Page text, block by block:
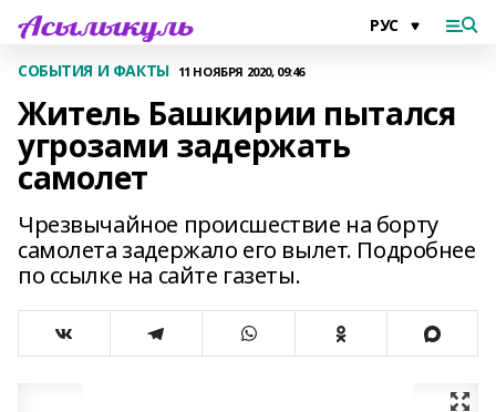
СОБЫТИЯ И ФАКТЫ 11 НОЯБРЯ 2020, 09:46
Житель Башкирии пытался
угрозами задержать
самолет
Чрезвычайное происшествие на борту
самолета задержало его вылет. Подробнее
по ссылке на сайте газеты.